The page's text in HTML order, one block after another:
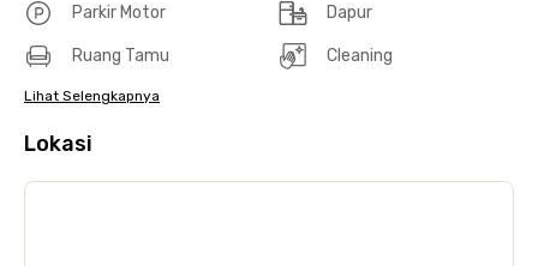
Parkir Motor Dapur
Ruang Tamu Cleaning
Lihat Selengkapnya
Lokasi